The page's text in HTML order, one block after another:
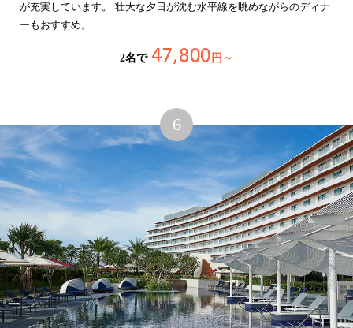
が充実しています。 壮大な夕日が沈む水平線を眺めながらのディナ
ーもおすすめ。
2名で 47,800 円～